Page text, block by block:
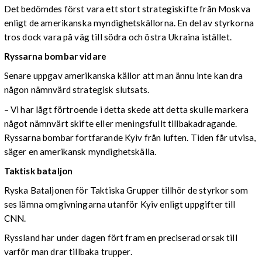
Det bedömdes först vara ett stort strategiskifte från Moskva
enligt de amerikanska myndighetskällorna. En del av styrkorna
tros dock vara på väg till södra och östra Ukraina istället.
Ryssarna bombar vidare
Senare uppgav amerikanska källor att man ännu inte kan dra
någon nämnvärd strategisk slutsats.
– Vi har lågt förtroende i detta skede att detta skulle markera
något nämnvärt skifte eller meningsfullt tillbakadragande.
Ryssarna bombar fortfarande Kyiv från luften. Tiden får utvisa,
säger en amerikansk myndighetskälla.
Taktisk bataljon
Ryska Bataljonen för Taktiska Grupper tillhör de styrkor som
ses lämna omgivningarna utanför Kyiv enligt uppgifter till
CNN.
Ryssland har under dagen fört fram en preciserad orsak till
varför man drar tillbaka trupper.